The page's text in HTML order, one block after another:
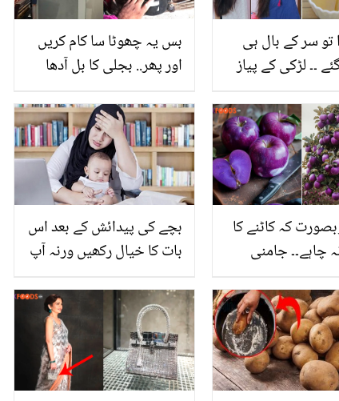
بس یہ چھوٹا سا کام کریں
اور پھر.. بجلی کا بل آدھا
استعمال کریں؟ دیکھیں
تو سر کے بال ہی
۔۔ لڑکی کے پیاز
اتنے لمبے اور
آزمودہ
بنانے کا خاص
بچے کی پیدائش کے بعد اس
بات کا خیال رکھیں ورنہ آپ
ہوسکتی ہیں
کہ کاٹنے کا
چاہے۔۔ جامنی
ذائقہ کیسا ہوتا